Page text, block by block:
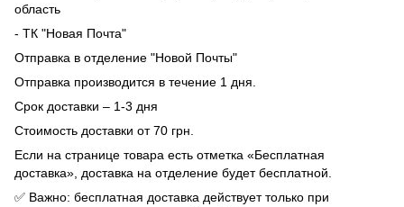
область
- ТК "Новая Почта"
Отправка в отделение "Новой Почты"
Отправка производится в течение 1 дня.
Срок доставки – 1-3 дня
Стоимость доставки от 70 грн.
Если на странице товара есть отметка «Бесплатная
доставка», доставка на отделение будет бесплатной.
✅ Важно: бесплатная доставка действует только при